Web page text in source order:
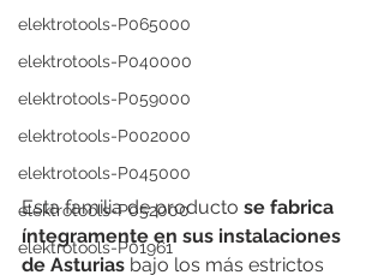
elektrotools-P065000
elektrotools-P040000
elektrotools-P059000
elektrotools-P002000
elektrotools-P045000
elektrotools-P052000
elektrotools-P01961
Esta familia de producto se fabrica
íntegramente en sus instalaciones
de Asturias bajo los más estrictos